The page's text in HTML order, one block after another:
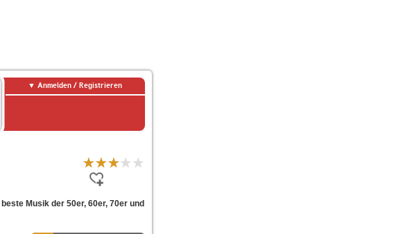
Anmelden / Registrieren
Musik der 50er, 60er, 70er und